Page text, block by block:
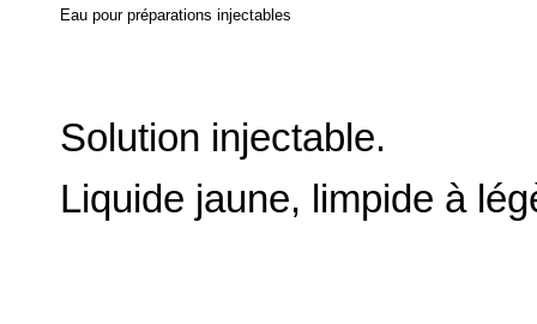
Eau pour préparations injectables
Solution injectable.
Liquide jaune, limpide à